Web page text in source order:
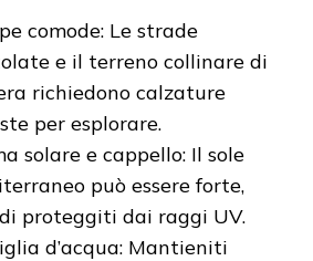
comode: Le strade
e il terreno collinare di
richiedono calzature
per esplorare.
solare e cappello: Il sole
può essere forte,
proteggiti dai raggi UV.
d’acqua: Mantieniti